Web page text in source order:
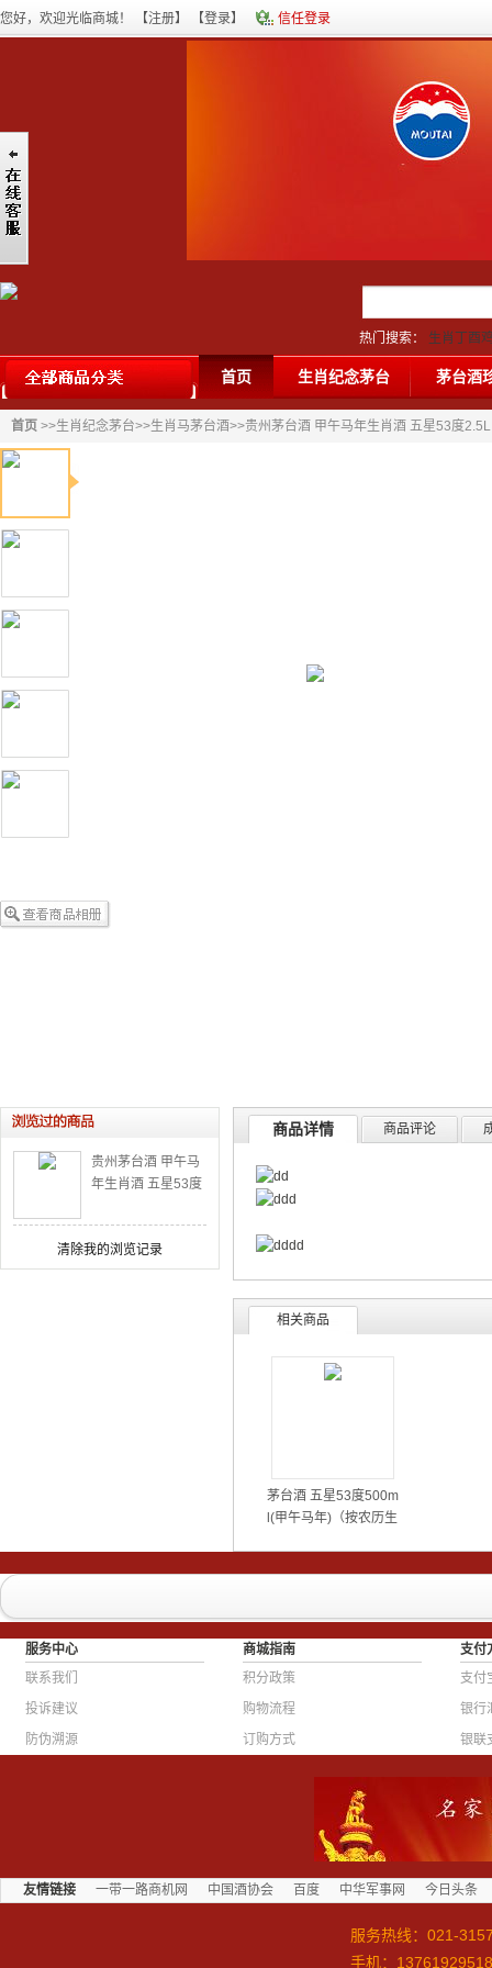
您好，欢迎光临商城！ 【注册】 【登录】 信任登录
热门搜索： 生肖丁酉
台酒 80年茅台酒 |
首页 生肖纪念茅台 茅台酒
首页 >>生肖纪念茅台>>生肖马茅台酒>>贵州茅台酒 甲午马年生肖酒 五星53度2.5L
贵州茅台酒 甲午马
年生肖酒 五星53度
清除我的浏览记录
商品详情 商品评论
相关商品
茅台酒 五星53度500m
l(甲午马年)（按农历生
服务中心
联系我们
投诉建议
防伪溯源
商城指南
积分政策
购物流程
订购方式
支付
支付
银行
银联
友情链接 一带一路商机网 中国酒协会 百度 中华军事网 今日头条
服务热线： 021-
手机：13761929518